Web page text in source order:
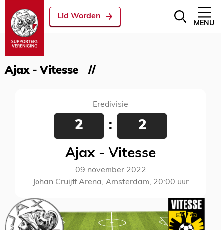
Lid Worden
MENU
Ajax - Vitesse
Eredivisie
2 : 2
Ajax - Vitesse
09 november 2022
Johan Cruijff Arena, Amsterdam, 20:00 uur